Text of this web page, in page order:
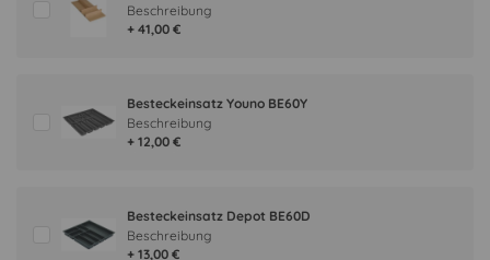
+ 41,00 €
Beschreibung
Besteckeinsatz Youno BE60Y
+ 12,00 €
Beschreibung
Besteckeinsatz Depot BE60D
+ 13,00 €
Beschreibung